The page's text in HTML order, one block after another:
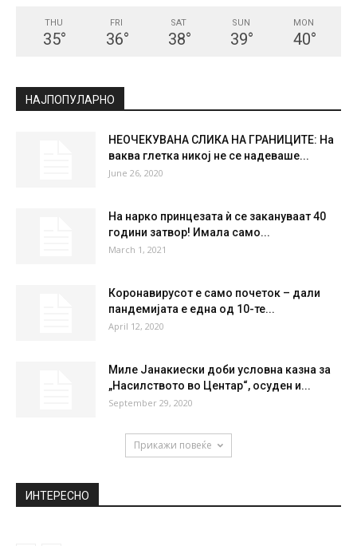
THU
35°
FRI
36°
SAT
38°
SUN
39°
MON
40°
НАЈПОПУЛАРНО
НЕОЧЕКУВАНА СЛИКА НА ГРАНИЦИТЕ: На
ваква глетка никој не се надеваше...
June 26, 2020
На нарко принцезата ѝ се закануваат 40
години затвор! Имала само...
March 1, 2021
Коронавирусот е само почеток – дали
пандемијата е една од 10-те...
April 12, 2020
Миле Јанакиески доби условна казна за
„Насилството во Центар“, осуден и...
September 29, 2020
Прикажи повеќе
ИНТЕРЕСНО